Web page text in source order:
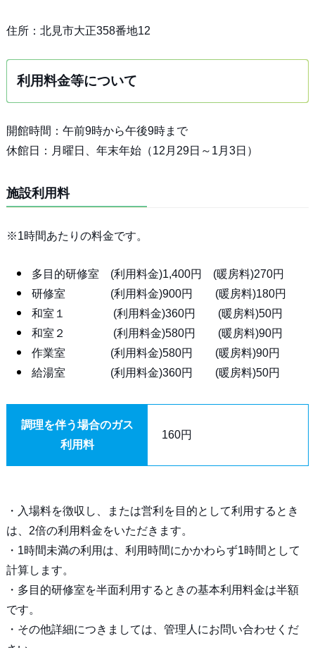
住所：北見市大正358番地12
利用料金等について
開館時間：午前9時から午後9時まで
休館日：月曜日、年末年始（12月29日～1月3日）
施設利用料
※1時間あたりの料金です。
多目的研修室 (利用料金)1,400円 (暖房料)270円
研修室 (利用料金)900円 (暖房料)180円
和室１ (利用料金)360円 (暖房料)50円
和室２ (利用料金)580円 (暖房料)90円
作業室 (利用料金)580円 (暖房料)90円
給湯室 (利用料金)360円 (暖房料)50円
調理を伴う場合のガス
利用料
160円
・入場料を徴収し、または営利を目的として利用するとき
は、2倍の利用料金をいただきます。
・1時間未満の利用は、利用時間にかかわらず1時間として
計算します。
・多目的研修室を半面利用するときの基本利用料金は半額
です。
・その他詳細につきましては、管理人にお問い合わせくだ